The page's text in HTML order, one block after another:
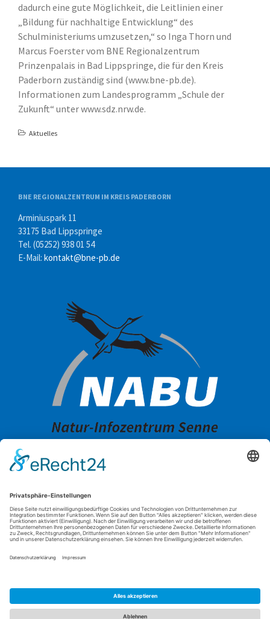
dadurch eine gute Möglichkeit, die Leitlinien einer
„Bildung für nachhaltige Entwicklung“ des
Schulministeriums umzusetzen,“ so Inga Thorn und
Marcus Foerster vom BNE Regionalzentrum
Prinzenpalais in Bad Lippspringe, die für den Kreis
Paderborn zuständig sind (www.bne-pb.de).
Informationen zum Landesprogramm „Schule der
Zukunft“ unter www.sdz.nrw.de.
Aktuelles
BNE REGIONALZENTRUM IM KREIS PADERBORN
Arminiuspark 11
33175 Bad Lippspringe
Tel. (05252) 938 01 54
E-Mail: kontakt@bne-pb.de
GEFÖRDERT DURCH DAS: